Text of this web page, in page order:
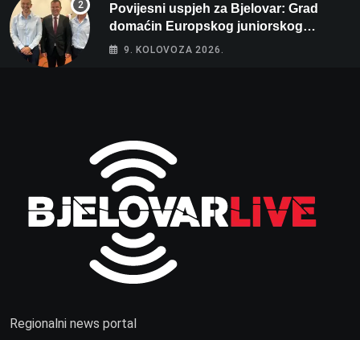
Povijesni uspjeh za Bjelovar: Grad
domaćin Europskog juniorskog
prvenstva u plivanju 2027!
9. KOLOVOZA 2026.
Regionalni news portal